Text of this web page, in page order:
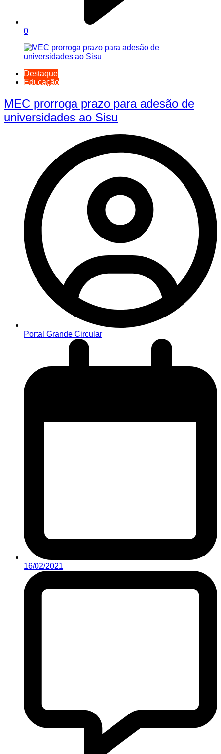
0
Destaque
Educação
MEC prorroga prazo para adesão de
universidades ao Sisu
Portal Grande Circular
16/02/2021